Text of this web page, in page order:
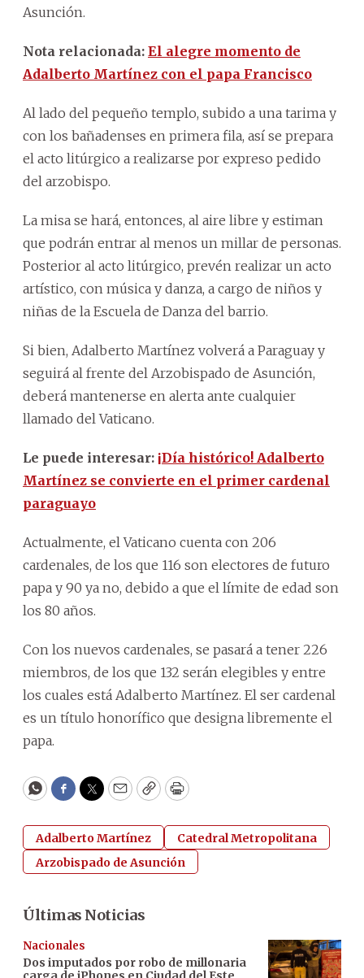
Asunción.
Nota relacionada: El alegre momento de
Adalberto Martínez con el papa Francisco
Al lado del pequeño templo, subido a una tarima y
con los bañadenses en primera fila, así se prepara
el acto litúrgico a realizarse por expreso pedido
del arzobispo.
La misa se hará, entonces, al aire libre y estiman
que podrán entrar al menos un millar de personas.
Posterior al acto litúrgico, prevén realizar un acto
artístico, con música y danza, a cargo de niños y
niñas de la Escuela de Danza del barrio.
Si bien, Adalberto Martínez volverá a Paraguay y
seguirá al frente del Arzobispado de Asunción,
deberá mantenerse en alerta ante cualquier
llamado del Vaticano.
Le puede interesar: ¡Día histórico! Adalberto
Martínez se convierte en el primer cardenal
paraguayo
Actualmente, el Vaticano cuenta con 206
cardenales, de los que 116 son electores de futuro
papa y 90 ya no, debido a que el límite de edad son
los 80 años.
Con los nuevos cardenales, se pasará a tener 226
miembros, de los que 132 serán elegibles y entre
los cuales está Adalberto Martínez. El ser cardenal
es un título honorífico que designa libremente el
papa.
WhatsApp
Facebook
Twitter
EmailCopyPrint
Adalberto Martínez
Catedral Metropolitana
Arzobispado de Asunción
Últimas Noticias
Nacionales
Dos imputados por robo de millonaria